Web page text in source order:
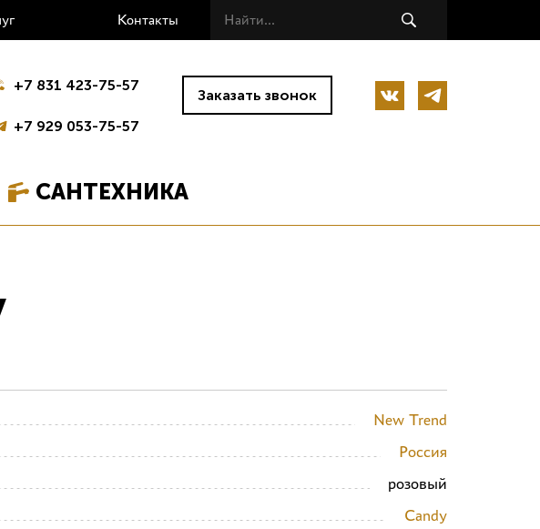
Контакты
+7 831 423-75-57
+7 929 053-75-57
Заказать звонок
САНТЕХНИКА
New Trend
Россия
розовый
Candy